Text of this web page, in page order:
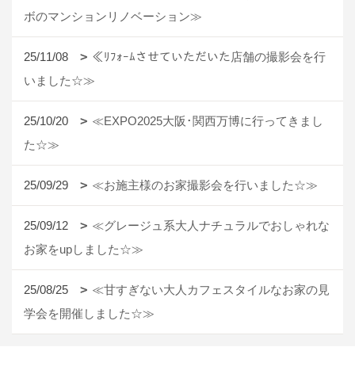
ボのマンションリノベーション≫
25/11/08
≪ﾘﾌｫｰﾑさせていただいた店舗の撮影会を行
いました☆≫
25/10/20
≪EXPO2025大阪･関西万博に行ってきまし
た☆≫
25/09/29 ≪お施主様のお家撮影会を行いました☆≫
25/09/12
≪グレージュ系大人ナチュラルでおしゃれな
お家をupしました☆≫
25/08/25
≪甘すぎない大人カフェスタイルなお家の見
学会を開催しました☆≫